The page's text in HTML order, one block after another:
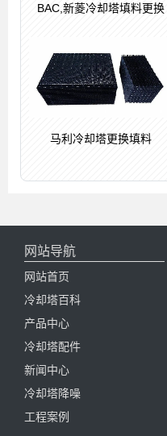
BAC,新菱冷却塔填料更换
马利冷却塔更换填料
网站导航
网站首页
冷却塔百科
产品中心
冷却塔配件
新闻中心
冷却塔降噪
工程案例